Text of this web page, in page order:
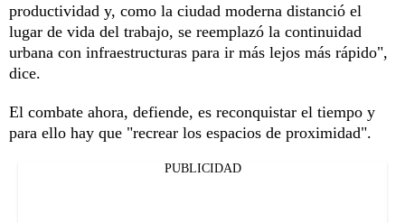
productividad y, como la ciudad moderna distanció el
lugar de vida del trabajo, se reemplazó la continuidad
urbana con infraestructuras para ir más lejos más rápido",
dice.
El combate ahora, defiende, es reconquistar el tiempo y
para ello hay que "recrear los espacios de proximidad".
PUBLICIDAD